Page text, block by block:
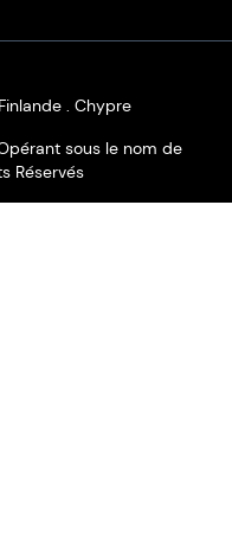
. Chypre
sous le nom de
Réservés